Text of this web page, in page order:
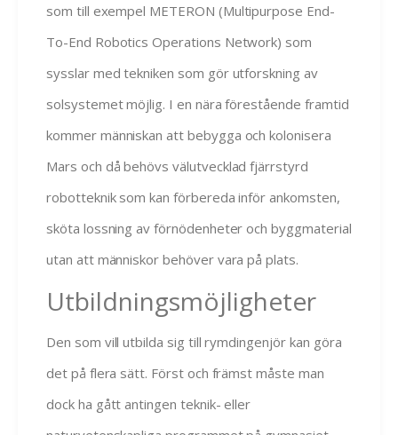
som till exempel METERON (Multipurpose End-
To-End Robotics Operations Network) som
sysslar med tekniken som gör utforskning av
solsystemet möjlig. I en nära förestående framtid
kommer människan att bebygga och kolonisera
Mars och då behövs välutvecklad fjärrstyrd
robotteknik som kan förbereda inför ankomsten,
sköta lossning av förnödenheter och byggmaterial
utan att människor behöver vara på plats.
Utbildningsmöjligheter
Den som vill utbilda sig till rymdingenjör kan göra
det på flera sätt. Först och främst måste man
dock ha gått antingen teknik- eller